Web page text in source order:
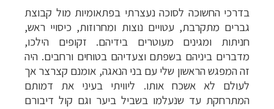
בדרכי החשוכה לסוכה נעצרתי בפתאומיות מול קבוצת
גברים מתקרבת, עטויים נוצות ומחרוזות, כיסויי ראש,
חניתות ומגינים מעוטרים בידיהם. זקופים הילכו,
מדברים ביניהם בשפתם וצעדיהם בטוחים ורחבים. היה
זה המפגש הראשון שלי עם בני הנאגה, אומנם קצרצר אך
לעולם לא אשכח אותו. ליוויתי בעיני את דמותם
המתרחקת עד שנעלמו בשביל ביער וגם קול דיבורם